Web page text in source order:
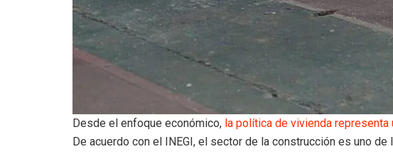
Desde el enfoque económico, la política de vivienda
De acuerdo con el INEGI, el sector de la construcción es uno